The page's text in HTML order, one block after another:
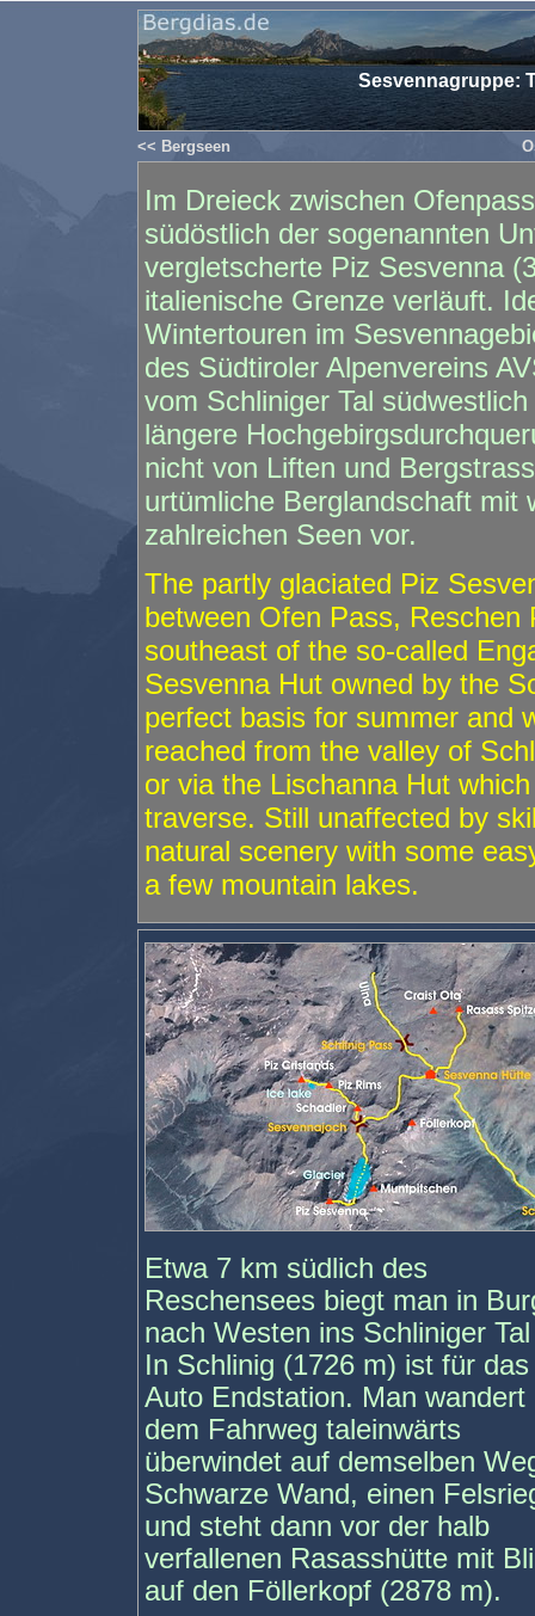
Sesvennagruppe:
<< Bergseen
Im Dreieck zwischen
südöstlich der sogenannten
vergletscherte Piz Sesvenna
italienische Grenze verläuft.
Wintertouren im
des Südtiroler Alpenvereins
vom Schliniger Tal
längere
nicht von Liften und
urtümliche Berglandschaft mit
zahlreichen Seen vor.
The partly glaciated Piz
between Ofen Pass,
southeast of the so-called
Sesvenna Hut owned by the
perfect basis for summer and
reached from the valley of
or via the Lischanna Hut
traverse. Still unaffected by
natural scenery with some
a few mountain lakes.
Etwa 7 km südlich des
Reschensees biegt man in
nach Westen ins Schliniger
In Schlinig (1726 m) ist für das
Auto Endstation. Man wandert
dem Fahrweg taleinwärts
überwindet auf demselben
Schwarze Wand, einen
und steht dann vor der halb
verfallenen Rasasshütte mit
auf den Föllerkopf (2878 m).